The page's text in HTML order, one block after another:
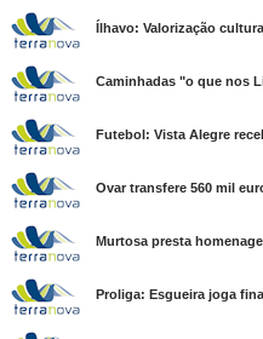
Ílhavo: Valorização
Caminhadas "o que nos
Futebol: Vista Alegre
Ovar transfere 560 mil
Murtosa presta
Proliga: Esgueira joga